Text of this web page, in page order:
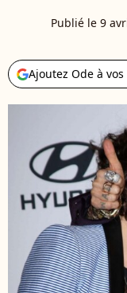
Publié le 9
Ajoutez Ode à